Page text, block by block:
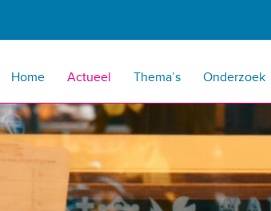
Home Actueel Thema’s Onderzoek